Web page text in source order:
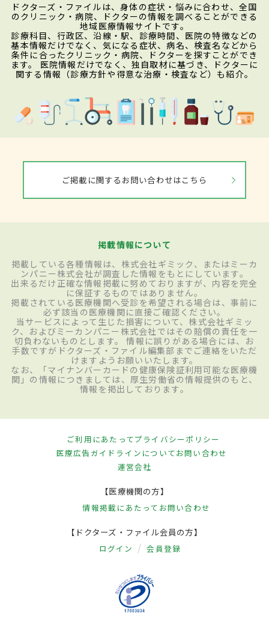
ドクターズ・ファイルは、身体の症状・悩みに合わせ、全国
のクリニック・病院、ドクターの情報を調べることができる
地域医療情報サイトです。
診療科目、行政区、沿線・駅、診療時間、医院の特徴などの
基本情報だけでなく、気になる症状、病名、検査名などから
条件に合ったクリニック・病院、ドクターを探すことができ
ます。 医院情報だけでなく、独自取材に基づき、ドクターに
関する情報（診療方針や得意な治療・検査など）も紹介。
ご掲載に関するお問い合わせはこちら
掲載情報について
掲載している各種情報は、株式会社ギミック、またはミーカ
ンパニー株式会社が調査した情報をもとにしています。
出来るだけ正確な情報掲載に努めておりますが、内容を完全
に保証するものではありません。
掲載されている医療機関へ受診を希望される場合は、事前に
必ず該当の医療機関に直接ご確認ください。
当サービスによって生じた損害について、株式会社ギミッ
ク、およびミーカンパニー株式会社ではその賠償の責任を一
切負わないものとします。 情報に誤りがある場合には、お
手数ですがドクターズ・ファイル編集部までご連絡をいただ
けますようお願いいたします。
なお、「マイナンバーカードの健康保険証利用可能な医療機
関」の情報につきましては、厚生労働省の情報提供のもと、
情報を掲出しております。
ご利用にあたってプライバシーポリシー
医療広告ガイドラインについてお問い合わせ
運営会社
【医療機関の方】
情報掲載にあたって お問い合わせ
【ドクターズ・ファイル会員の方】
ログイン 会員登録